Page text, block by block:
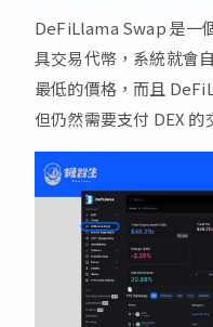
DeFiLlama Swap 是一
具交易代幣，系統就會
最低的價格，而且
但仍然需要支付 DEX 的